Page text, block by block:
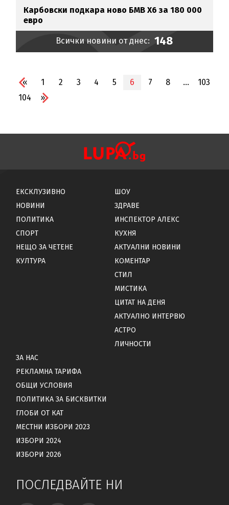
Карбовски подкара ново БМВ Х6 за 180 000
евро
Всички новини от днес: 148
« 1 2 3 4 5 6 7 8 ...
103
104
»
ЕКСКЛУЗИВНО
НОВИНИ
ПОЛИТИКА
СПОРТ
НЕЩО ЗА ЧЕТЕНЕ
КУЛТУРА
ШОУ
ЗДРАВЕ
ИНСПЕКТОР АЛЕКС
КУХНЯ
АКТУАЛНИ НОВИНИ
КОМЕНТАР
СТИЛ
МИСТИКА
ЦИТАТ НА ДЕНЯ
АКТУАЛНО ИНТЕРВЮ
АСТРО
ЛИЧНОСТИ
ЗА НАС
РЕКЛАМНА ТАРИФА
ОБЩИ УСЛОВИЯ
ПОЛИТИКА ЗА БИСКВИТКИ
ГЛОБИ ОТ КАТ
МЕСТНИ ИЗБОРИ 2023
ИЗБОРИ 2024
ИЗБОРИ 2026
ПОСЛЕДВАЙТЕ НИ